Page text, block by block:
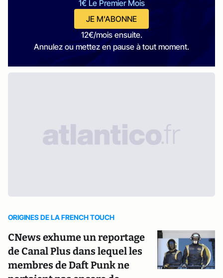
1€ Le Premier Mois
JE M'ABONNE
12€/mois ensuite.
Annulez ou mettez en pause à tout moment.
ORIGINES DE LA FRENCH TOUCH
CNews exhume un reportage
de Canal Plus dans lequel les
membres de Daft Punk ne